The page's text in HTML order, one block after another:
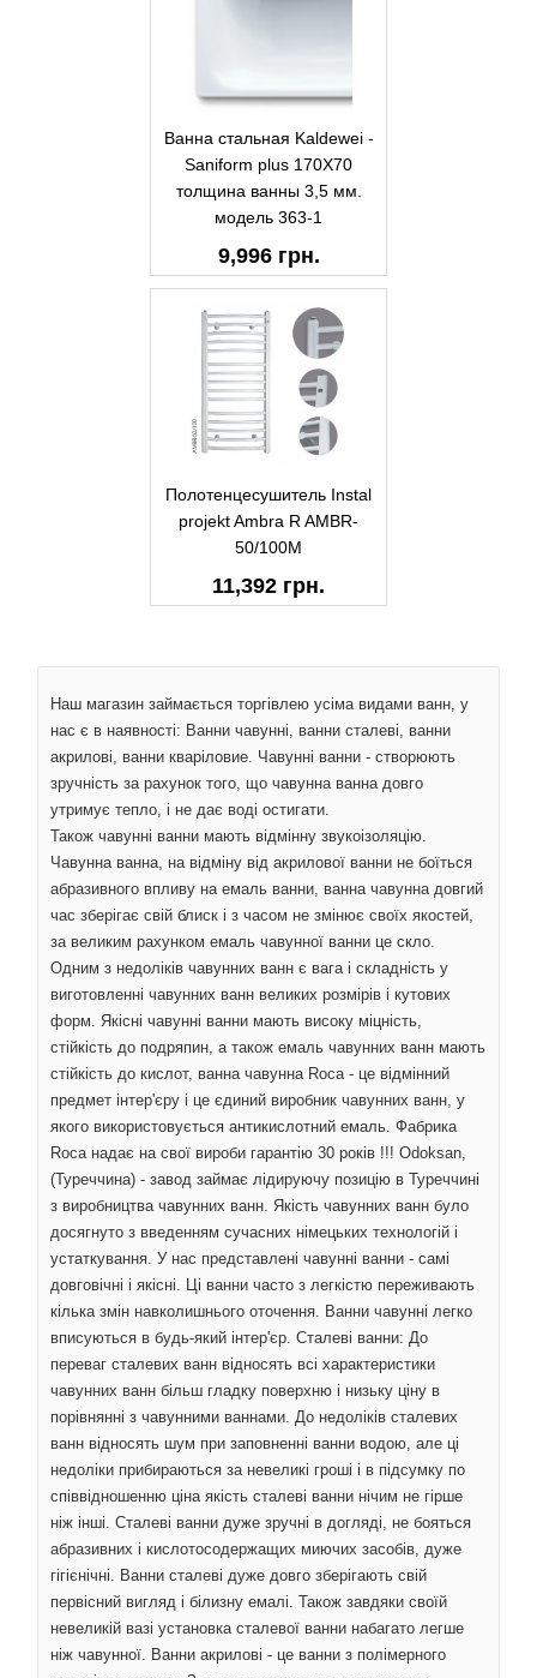
Ванна стальная Kaldewei -
Saniform plus 170X70
толщина ванны 3,5 мм.
модель 363-1
9,996 грн.
Полотенцесушитель Instal
projekt Ambra R AMBR-
50/100M
11,392 грн.
Наш магазин займається торгівлею усіма видами ванн, у
нас є в наявності: Ванни чавунні, ванни сталеві, ванни
акрилові, ванни кваріловие. Чавунні ванни - створюють
зручність за рахунок того, що чавунна ванна довго
утримує тепло, і не дає воді остигати.
Також чавунні ванни мають відмінну звукоізоляцію.
Чавунна ванна, на відміну від акрилової ванни не боїться
абразивного впливу на емаль ванни, ванна чавунна довгий
час зберігає свій блиск і з часом не змінює своїх якостей,
за великим рахунком емаль чавунної ванни це скло.
Одним з недоліків чавунних ванн є вага і складність у
виготовленні чавунних ванн великих розмірів і кутових
форм. Якісні чавунні ванни мають високу міцність,
стійкість до подряпин, а також емаль чавунних ванн мають
стійкість до кислот, ванна чавунна Roca - це відмінний
предмет інтер'єру і це єдиний виробник чавунних ванн, у
якого використовується антикислотний емаль. Фабрика
Roca надає на свої вироби гарантію 30 років !!! Odoksan,
(Туреччина) - завод займає лідируючу позицію в Туреччині
з виробництва чавунних ванн. Якість чавунних ванн було
досягнуто з введенням сучасних німецьких технологій і
устаткування. У нас представлені чавунні ванни - самі
довговічні і якісні. Ці ванни часто з легкістю переживають
кілька змін навколишнього оточення. Ванни чавунні легко
вписуються в будь-який інтер'єр. Сталеві ванни: До
переваг сталевих ванн відносять всі характеристики
чавунних ванн більш гладку поверхню і низьку ціну в
порівнянні з чавунними ваннами. До недоліків сталевих
ванн відносять шум при заповненні ванни водою, але ці
недоліки прибираються за невеликі гроші і в підсумку по
співвідношенню ціна якість сталеві ванни нічим не гірше
ніж інші. Сталеві ванни дуже зручні в догляді, не бояться
абразивних і кислотосодержащих миючих засобів, дуже
гігієнічні. Ванни сталеві дуже довго зберігають свій
первісний вигляд і білизну емалі. Також завдяки своїй
невеликій вазі установка сталевої ванни набагато легше
ніж чавунної. Ванни акрилові - це ванни з полімерного